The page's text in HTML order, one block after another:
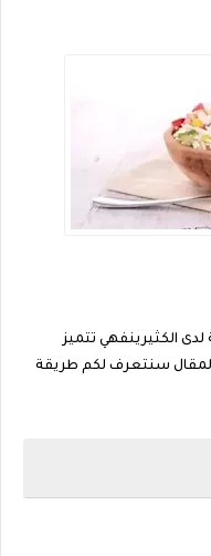
الكثيرينفهي تتميز
المقال سنتعرف لكم طريقة